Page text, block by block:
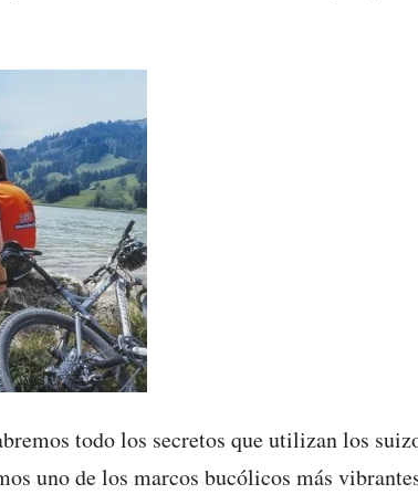
todo los secretos que utilizan los
uno de los marcos bucólicos más